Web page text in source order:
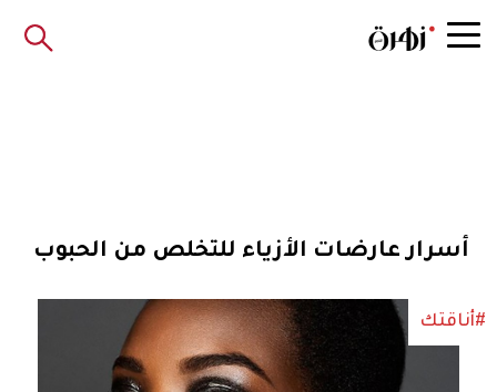
أسرار عارضات الأزياء للتخلص من الحبوب
#أناقتك